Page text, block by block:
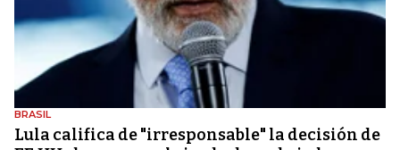
BRASIL
Lula califica de "irresponsable" la decisión de